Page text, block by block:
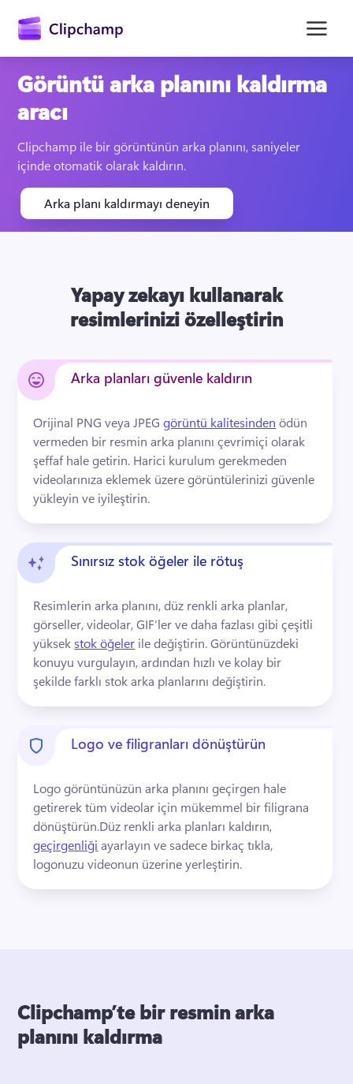
Oturum açın
Görüntü arka planını kaldırma
aracı
Clipchamp ile bir görüntünün arka planını, saniyeler
içinde otomatik olarak kaldırın.
Arka planı kaldırmayı deneyin
Yapay zekayı kullanarak
resimlerinizi özelleştirin
Arka planları güvenle kaldırın
Orijinal PNG veya JPEG görüntü kalitesinden ödün
vermeden bir resmin arka planını çevrimiçi olarak
şeffaf hale getirin. Harici kurulum gerekmeden
videolarınıza eklemek üzere görüntülerinizi güvenle
yükleyin ve iyileştirin.
Sınırsız stok öğeler ile rötuş
Resimlerin arka planını, düz renkli arka planlar,
görseller, videolar, GIF’ler ve daha fazlası gibi çeşitli
yüksek stok öğeler ile değiştirin. Görüntünüzdeki
konuyu vurgulayın, ardından hızlı ve kolay bir
şekilde farklı stok arka planlarını değiştirin.
Logo ve filigranları dönüştürün
Logo görüntünüzün arka planını geçirgen hale
getirerek tüm videolar için mükemmel bir filigrana
dönüştürün.Düz renkli arka planları kaldırın,
geçirgenliği ayarlayın ve sadece birkaç tıkla,
logonuzu videonun üzerine yerleştirin.
Clipchamp’te bir resmin arka
planını kaldırma